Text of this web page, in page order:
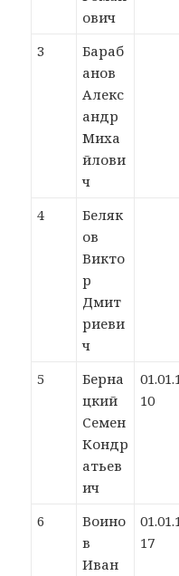
ович
3
Бараб
анов
Алекс
андр
Миха
йлови
ч
4
Беляк
ов
Викто
р
Дмит
риеви
ч
5
Берна
цкий
Семен
Кондр
атьев
ич
10
6
Воино
в
Иван
17